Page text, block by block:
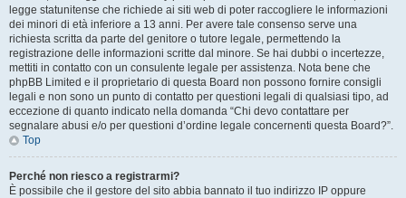
legge statunitense che richiede ai siti web di poter raccogliere le informazioni
dei minori di età inferiore a 13 anni. Per avere tale consenso serve una
richiesta scritta da parte del genitore o tutore legale, permettendo la
registrazione delle informazioni scritte dal minore. Se hai dubbi o incertezze,
mettiti in contatto con un consulente legale per assistenza. Nota bene che
phpBB Limited e il proprietario di questa Board non possono fornire consigli
legali e non sono un punto di contatto per questioni legali di qualsiasi tipo, ad
eccezione di quanto indicato nella domanda “Chi devo contattare per
segnalare abusi e/o per questioni d’ordine legale concernenti questa Board?”.
Top
Perché non riesco a registrarmi?
È possibile che il gestore del sito abbia bannato il tuo indirizzo IP oppure